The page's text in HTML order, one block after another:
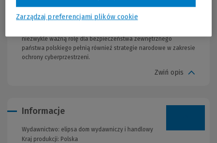
Problem ten wywiera istotny wpływ na bezpieczeństwo
Europejskiej. W obliczu rosnących zagrożeń informacyjnych, wraz
niezwykle ważną rolę dla bezpieczeństwa zewnętrznego
państwa polskiego pełnią również strategie narodowe w zakresie
ochrony cyberprzestrzeni.
Zwiń opis
Informacje
Wydawnictwo: elipsa dom wydawniczy i handlowy
Kraj produkcji: Polska
Zarządzaj preferencjami plików cookie